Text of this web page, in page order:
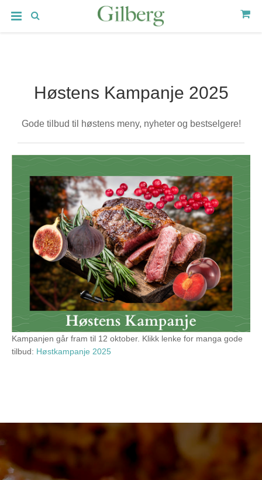
Høstens Kampanje 2025
Gode tilbud til høstens meny, nyheter og bestselgere!
Kampanjen går fram til 12 oktober. Klikk lenke for manga gode
tilbud: Høstkampanje 2025